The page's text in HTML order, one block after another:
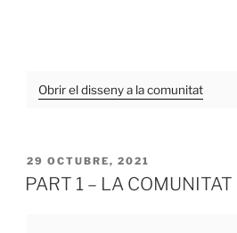
Obrir el disseny a la comunitat
PUBLICADO
EL
29 OCTUBRE, 2021
PART 1 – LA COMUNITAT